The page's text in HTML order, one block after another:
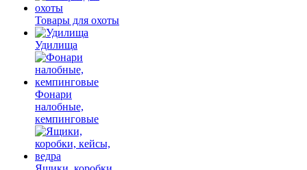
Товары для охоты
Удилища
Фонари
налобные,
кемпинговые